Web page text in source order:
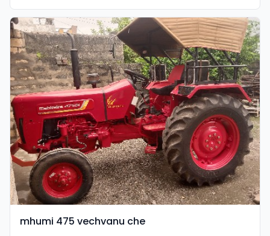
mhumi 475 vechvanu che